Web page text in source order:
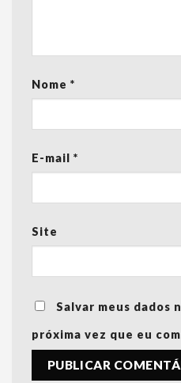
Nome *
E-mail *
Site
Salvar meus dados
próxima vez que eu